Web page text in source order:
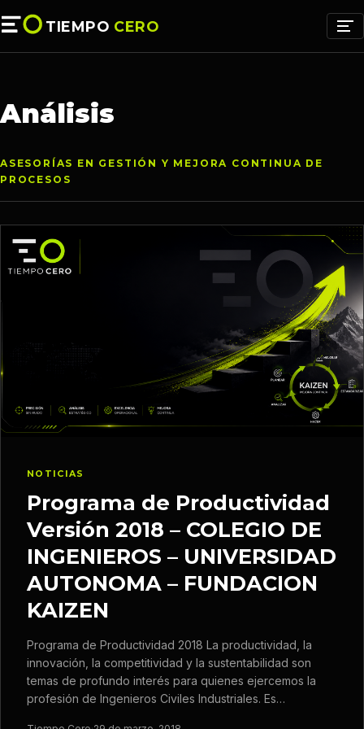
TIEMPO CERO
Análisis
ASESORÍAS EN GESTIÓN Y MEJORA CONTINUA DE
PROCESOS
NOTICIAS
Programa de Productividad
Versión 2018 – COLEGIO DE
INGENIEROS – UNIVERSIDAD
AUTONOMA – FUNDACION
KAIZEN
Programa de Productividad 2018 La productividad, la
innovación, la competitividad y la sustentabilidad son
temas de profundo interés para quienes ejercemos la
profesión de Ingenieros Civiles Industriales. Es…